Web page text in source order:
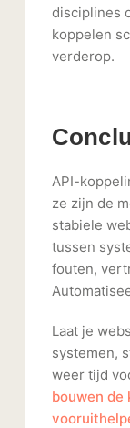
disciplines
koppelen
verderop.
API-
ze zijn de
stabiele
tussen
fouten,
Laat je
systemen,
weer tijd
bouwen de